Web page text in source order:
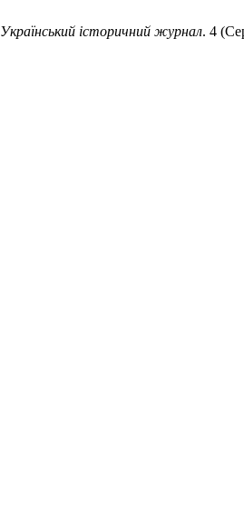
Український історичний журнал. 4